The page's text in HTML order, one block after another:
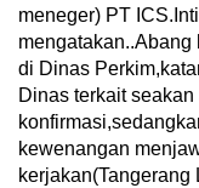
meneger) PT
di Dinas
Dinas terkait
kewenangan